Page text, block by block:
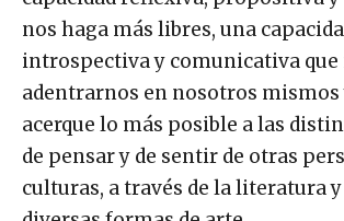
nos haga más libres, una
introspectiva y comunicativa
adentrarnos en nosotros mismos
acerque lo más posible a las
de pensar y de sentir de otras
culturas, a través de la literatura y